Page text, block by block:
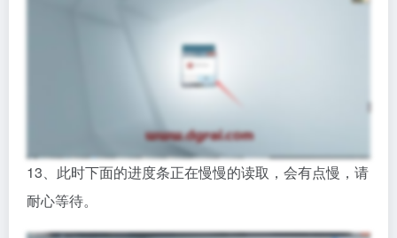
13、此时下面的进度条正在慢慢的读取，会有点慢，请
耐心等待。